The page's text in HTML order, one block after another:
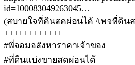
id=100083049263045…
(สบายใจที่ดินสดผ่อนได้ /เพจที่ดิน
++++++++++++
#พี่จอมอสังหาราคาเจ้าของ
#ที่ดินแบ่งขายสดผ่อนได้